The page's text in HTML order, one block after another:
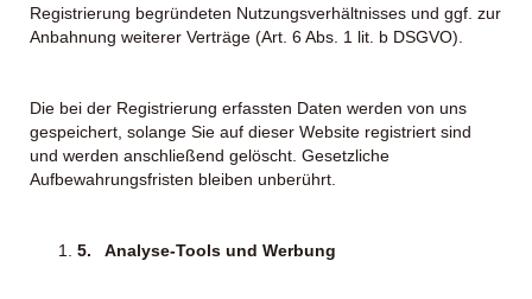
Registrierung begründeten Nutzungsverhältnisses und ggf. zur
Anbahnung weiterer Verträge (Art. 6 Abs. 1 lit. b DSGVO).
Die bei der Registrierung erfassten Daten werden von uns
gespeichert, solange Sie auf dieser Website registriert sind
und werden anschließend gelöscht. Gesetzliche
Aufbewahrungsfristen bleiben unberührt.
5. Analyse-Tools und Werbung